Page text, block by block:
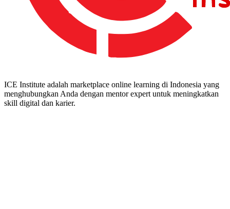
ICE Institute adalah marketplace online learning di Indonesia yang
menghubungkan Anda dengan mentor expert untuk meningkatkan
skill digital dan karier.